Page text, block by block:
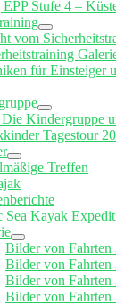
Stufe 4 –
vom
für Einsteiger
Kindergruppe
Tagestour
Treffen
Sea Kayak
Bilder von Fahrten
Bilder von Fahrten
Bilder von Fahrten
Bilder von Fahrten